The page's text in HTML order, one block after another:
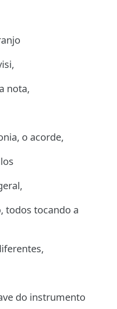
nota,
o acorde,
todos tocando a
do instrumento